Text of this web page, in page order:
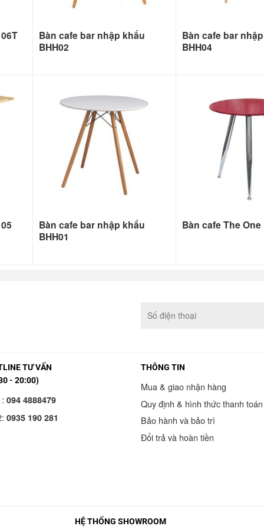
Bàn cafe bar nhập khẩu
BHH02
Bàn cafe bar
BHH04
Bàn cafe bar nhập khẩu
BHH01
Bàn cafe The One
TƯ VẤN
- 20:00)
094 4888479
0935 190 281
THÔNG TIN
Mua & giao nhận hàng
Quy định & hình thức thanh toán
Bảo hành và bảo trì
Đổi trả và hoàn tiền
HỆ THỐNG SHOWROOM